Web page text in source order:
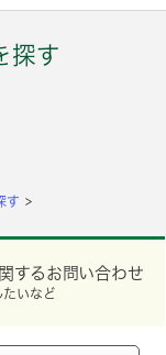
探す
す
するお問い合わせ
たいなど